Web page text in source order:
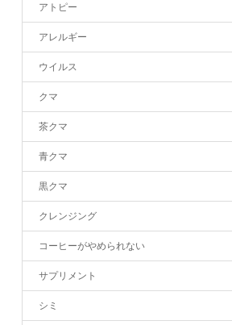
アトピー
アレルギー
ウイルス
クマ
茶クマ
青クマ
黒クマ
クレンジング
コーヒーがやめられない
サプリメント
シミ